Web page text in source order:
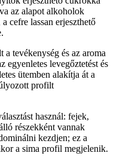
az alapot alkoholok
cefre lassan erjeszthető
a tevékenység és az aroma
egyenletes levegőztetést és
ütemben alakítja át a
profilt
használ: fejek,
részekként vannak
kezdjen; ez a
a sima profil megjelenik.